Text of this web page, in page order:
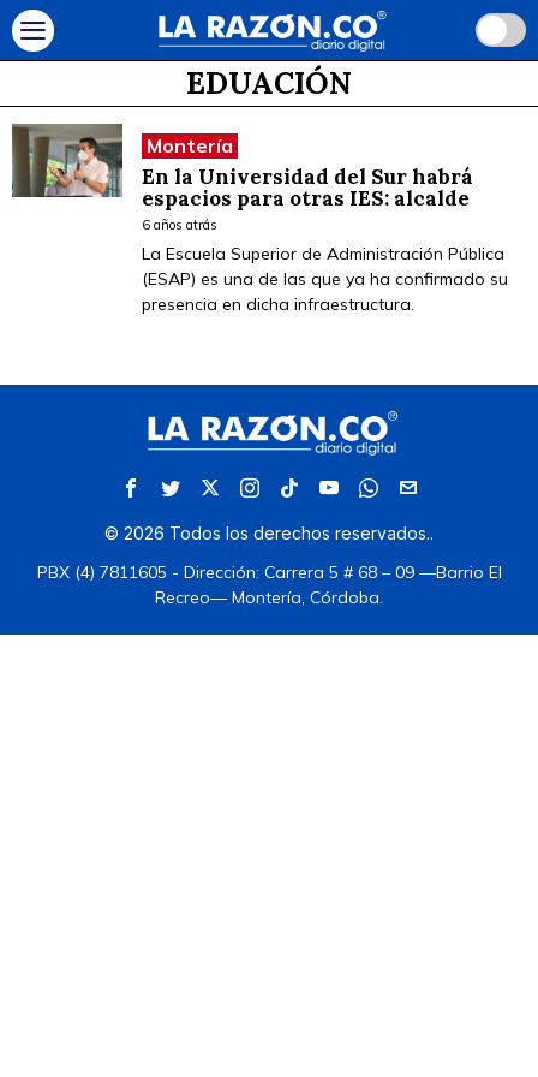
EDUACIÓN
Montería
En la Universidad del Sur habrá
espacios para otras IES: alcalde
6 años atrás
La Escuela Superior de Administración Pública
(ESAP) es una de las que ya ha confirmado su
presencia en dicha infraestructura.
© 2026 Todos los derechos reservados..
PBX (4) 7811605 - Dirección: Carrera 5 # 68 – 09 —Barrio El
Recreo— Montería, Córdoba.